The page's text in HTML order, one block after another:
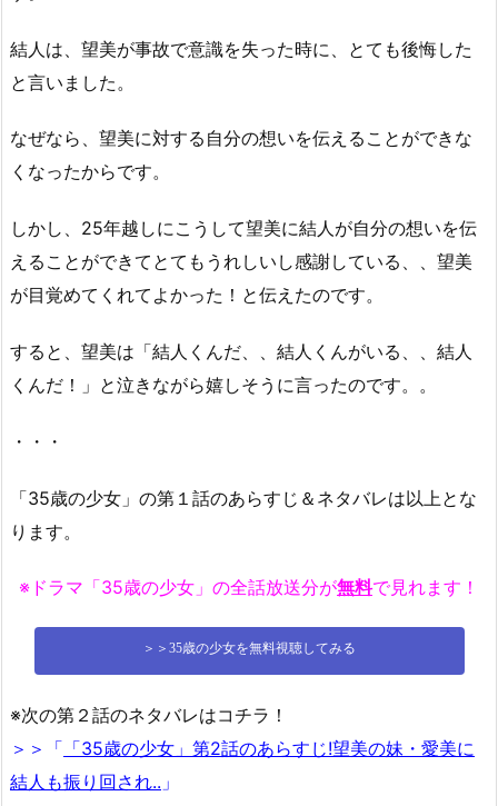
結人は、望美が事故で意識を失った時に、とても後悔した
と言いました。
なぜなら、望美に対する自分の想いを伝えることができな
くなったからです。
しかし、25年越しにこうして望美に結人が自分の想いを伝
えることができてとてもうれしいし感謝している、、望美
が目覚めてくれてよかった！と伝えたのです。
すると、望美は「結人くんだ、、結人くんがいる、、結人
くんだ！」と泣きながら嬉しそうに言ったのです。。
・・・
「35歳の少女」の第１話のあらすじ＆ネタバレは以上とな
ります。
※ドラマ「35歳の少女」の全話放送分が無料で見れます！
＞＞35歳の少女を無料視聴してみる
※次の第２話のネタバレはコチラ！
＞＞「 「35歳の少女」第2話のあらすじ!望美の妹・愛美に
結人も振り回され.. 」